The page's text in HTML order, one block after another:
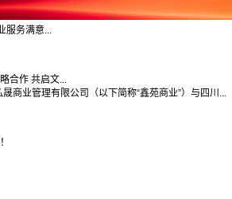
服务满意...
合作 共启文...
商业管理有限公司（以下简称“鑫苑商业”）与四川...